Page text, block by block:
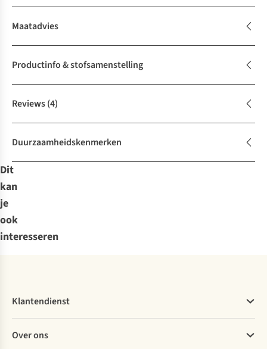
Maatadvies
Productinfo & stofsamenstelling
Reviews(4)
Duurzaamheidskenmerken
Dit
kan
je
ook
interesseren
Klantendienst
Bestellen
Over ons